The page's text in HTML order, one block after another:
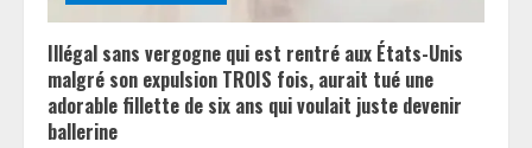
g
Illégal sans vergogne qui est rentré aux États-Unis
malgré son expulsion TROIS fois, aurait tué une
adorable fillette de six ans qui voulait juste devenir
ballerine